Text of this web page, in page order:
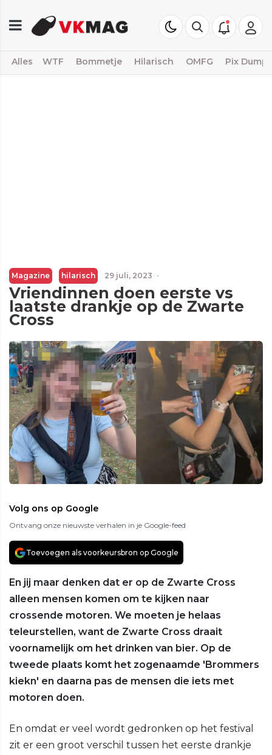
Alles WTF Bommetje Hilarisch OMFG Pix Dump
Magazine hilarisch 29 juli, 2023 ·
Vriendinnen doen eerste vs
laatste drankje op de Zwarte
Cross
Volg ons op Google
Ontvang onze nieuwste verhalen in je Google-feed
Toevoegen als voorkeursbron op Google
En jij maar denken dat er op de Zwarte Cross
alleen mensen komen om te kijken naar
crossende motoren. We moeten je helaas
teleurstellen, want de Zwarte Cross draait
voornamelijk om het drinken van bier. Op de
tweede plaats komt het zogenaamde 'Brommers
kiekn' en daarna pas de mensen die iets met
motoren doen.
En omdat er veel wordt gedronken op het festival
zit er een groot verschil tussen het eerste drankje